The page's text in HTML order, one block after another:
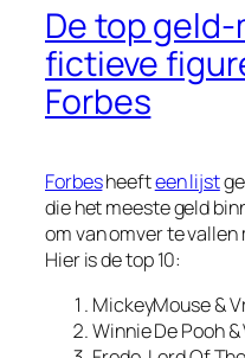
De top
fictieve
Forbes
Forbesheefteen lijst
die het meeste geld
om van omver te
Hier is de top 10:
MickeyMouse &
Winnie De Pooh